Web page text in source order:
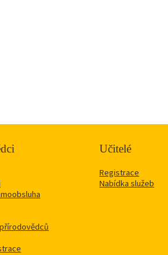
Učitelé
Registrace
Nabídka služeb